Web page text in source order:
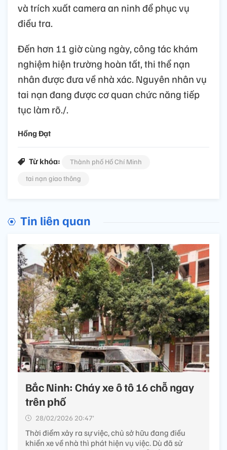
và trích xuất camera an ninh để phục vụ
điều tra.
Đến hơn 11 giờ cùng ngày, công tác khám
nghiệm hiện trường hoàn tất, thi thể nạn
nhân được đưa về nhà xác. Nguyên nhân vụ
tai nạn đang được cơ quan chức năng tiếp
tục làm rõ./.
Hồng Đạt
Từ khóa:
Thành phố Hồ Chí Minh
tai nạn giao thông
Tin liên quan
Bắc Ninh: Cháy xe ô tô 16 chỗ ngay
trên phố
28/02/2026 20:47’
Thời điểm xảy ra sự việc, chủ sở hữu đang điều
khiển xe về nhà thì phát hiện vụ việc. Dù đã sử